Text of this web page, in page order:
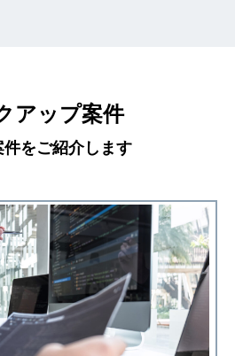
アップ案件
件をご紹介します